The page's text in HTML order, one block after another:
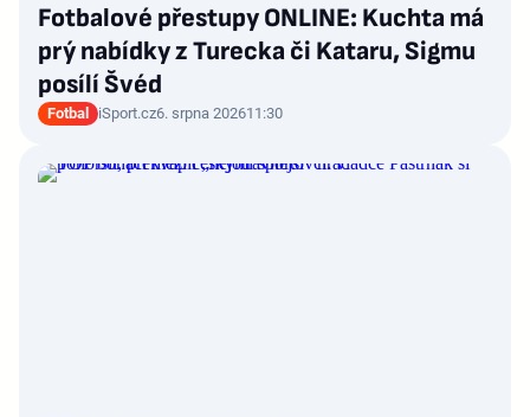
Fotbalové přestupy ONLINE: Kuchta má
prý nabídky z Turecka či Kataru, Sigmu
posílí Švéd
Fotbal iSport.cz6. srpna 202611:30